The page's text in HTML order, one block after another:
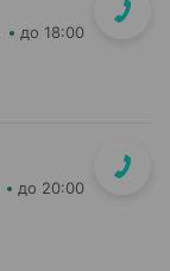
до 18:00
до 20:00